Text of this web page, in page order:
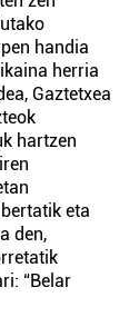
handia
herria
Gaztetxea
hartzen
eta
den,
“Belar